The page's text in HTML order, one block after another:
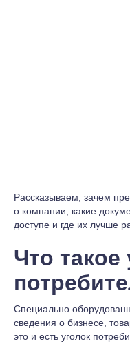
Рассказываем, зачем
о компании, какие
доступе и где их лучше
Что такое
Специально
сведения о бизнесе,
это и есть уголок